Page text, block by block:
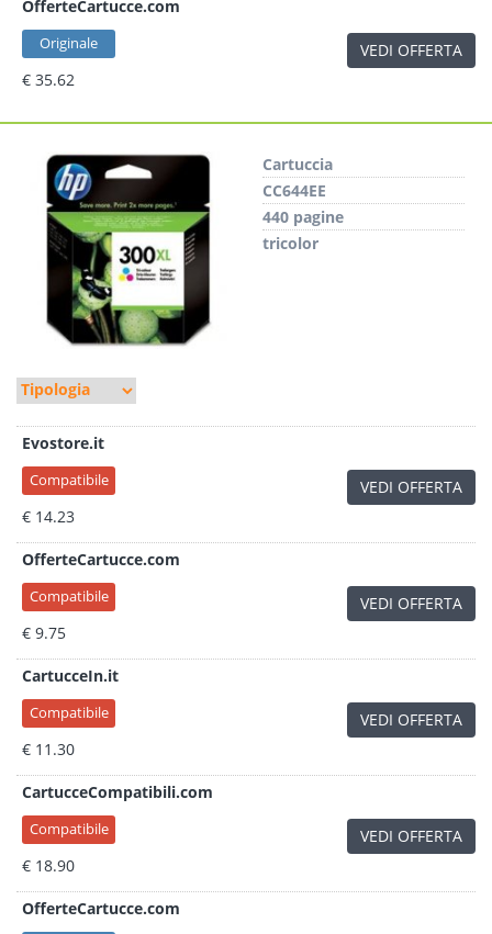
OfferteCartucce.com
Originale
€ 35.62
VEDI OFFERTA
Cartuccia
CC644EE
440 pagine
tricolor
Evostore.it
Compatibile
€ 14.23
VEDI OFFERTA
OfferteCartucce.com
Compatibile
€ 9.75
VEDI OFFERTA
CartucceIn.it
Compatibile
€ 11.30
VEDI OFFERTA
CartucceCompatibili.com
Compatibile
€ 18.90
VEDI OFFERTA
OfferteCartucce.com